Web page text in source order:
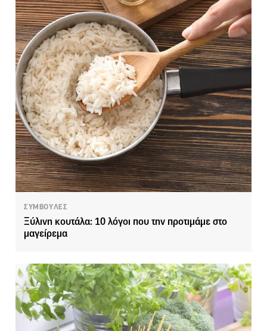
ΣΥΜΒΟΥΛΕΣ
Ξύλινη κουτάλα: 10 λόγοι που την προτιμάμε στο
μαγείρεμα